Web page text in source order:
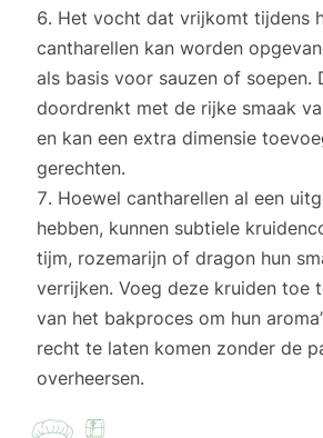
Het vocht dat vrijkomt tijdens
cantharellen kan worden
als basis voor sauzen of soepen.
doordrenkt met de rijke smaak
en kan een extra dimensie
gerechten.
Hoewel cantharellen al een
hebben, kunnen subtiele
tijm, rozemarijn of dragon hun
verrijken. Voeg deze kruiden toe
van het bakproces om hun
recht te laten komen zonder de
overheersen.